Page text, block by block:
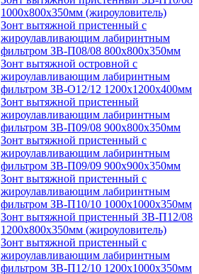
1000х800х350мм (жироуловитель)
Зонт вытяжной пристенный с
жироулавливающим лабиринтным
фильтром ЗВ-П08/08 800х800х350мм
Зонт вытяжной островной с
жироулавливающим лабиринтным
фильтром ЗВ-О12/12 1200х1200х400мм
Зонт вытяжной пристенный
жироулавливающим лабиринтным
фильтром ЗВ-П09/08 900х800х350мм
Зонт вытяжной пристенный с
жироулавливающим лабиринтным
фильтром ЗВ-П09/09 900х900х350мм
Зонт вытяжной пристенный с
жироулавливающим лабиринтным
фильтром ЗВ-П10/10 1000х1000х350мм
Зонт вытяжной пристенный ЗВ-П12/08
1200х800х350мм (жироуловитель)
Зонт вытяжной пристенный с
жироулавливающим лабиринтным
фильтром ЗВ-П12/10 1200х1000х350мм